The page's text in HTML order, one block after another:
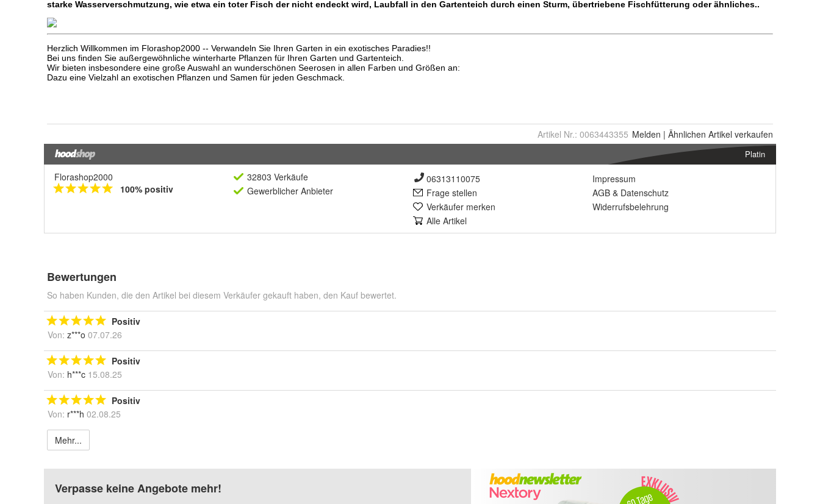
Artikel Nr.: 0063443355 Melden | Ähnlichen Artikel verkaufen
Platin
Florashop2000
100% positiv
32803 Verkäufe
Gewerblicher Anbieter
06313110075
Frage stellen
Verkäufer merken
Alle Artikel
Impressum
AGB & Datenschutz
Widerrufsbelehrung
Bewertungen
So haben Kunden, die den Artikel bei diesem Verkäufer gekauft haben, den Kauf bewertet.
Positiv
Von: z***o 07.07.26
Positiv
Von: h***c 15.08.25
Positiv
Von: r***h 02.08.25
Mehr...
Verpasse keine Angebote mehr!